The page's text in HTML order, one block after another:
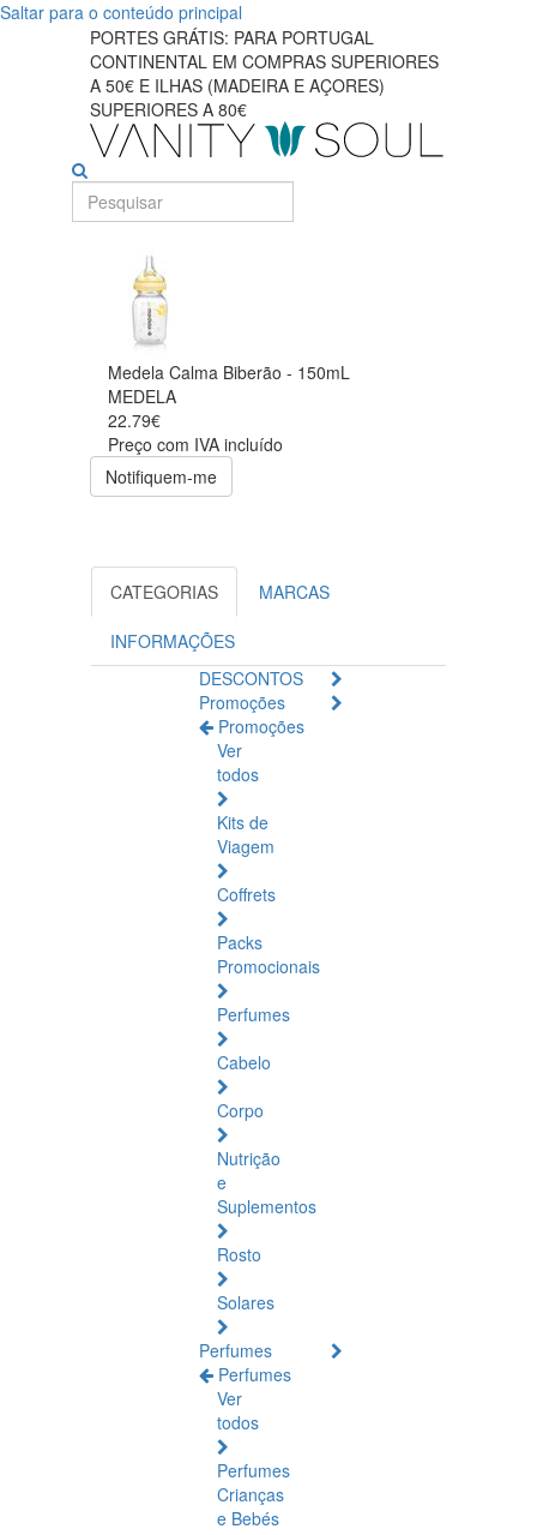
Saltar para o conteúdo principal
PORTES GRÁTIS: PARA PORTUGAL
CONTINENTAL EM COMPRAS SUPERIORES
A 50€ E ILHAS (MADEIRA E AÇORES)
SUPERIORES A 80€
Medela Calma Biberão - 150mL
MEDELA
22.79€
Preço com IVA incluído
Notifiquem-me
CATEGORIAS MARCAS
INFORMAÇÕES
DESCONTOS
Promoções
Promoções
Ver
todos
Kits de
Viagem
Coffrets
Packs
Promocionais
Perfumes
Cabelo
Corpo
Nutrição
e
Suplementos
Rosto
Solares
Perfumes
Perfumes
Ver
todos
Perfumes
Crianças
e Bebés